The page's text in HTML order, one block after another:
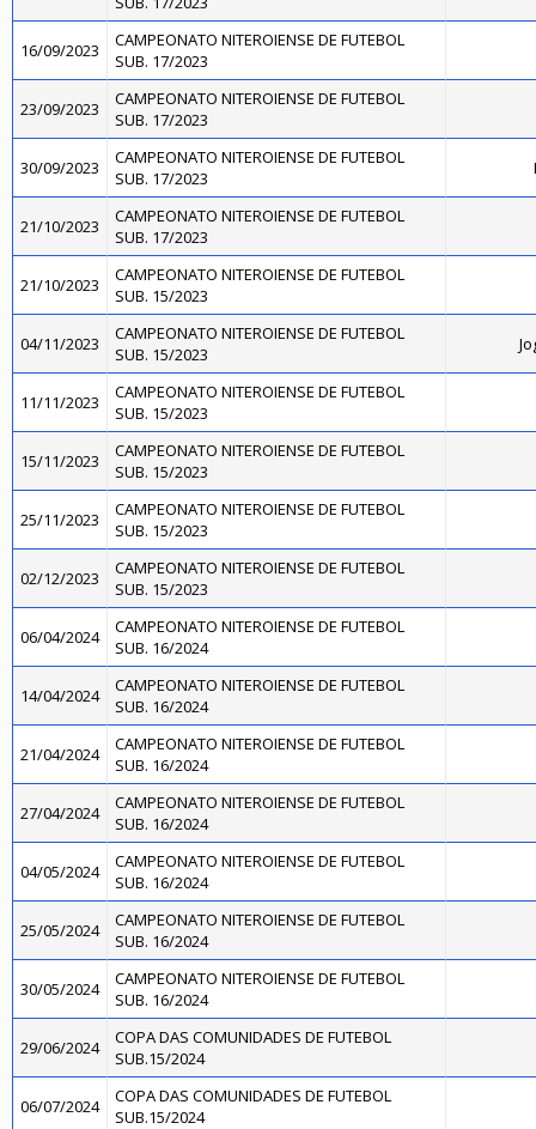
16/09/2023
CAMPEONATO NITEROIENSE DE FUTEBOL
SUB. 17/2023
23/09/2023
CAMPEONATO NITEROIENSE DE FUTEBOL
SUB. 17/2023
30/09/2023
CAMPEONATO NITEROIENSE DE FUTEBOL
SUB. 17/2023
21/10/2023
CAMPEONATO NITEROIENSE DE FUTEBOL
SUB. 17/2023
21/10/2023
CAMPEONATO NITEROIENSE DE FUTEBOL
SUB. 15/2023
04/11/2023
CAMPEONATO NITEROIENSE DE FUTEBOL
SUB. 15/2023
11/11/2023
CAMPEONATO NITEROIENSE DE FUTEBOL
SUB. 15/2023
15/11/2023
CAMPEONATO NITEROIENSE DE FUTEBOL
SUB. 15/2023
25/11/2023
CAMPEONATO NITEROIENSE DE FUTEBOL
SUB. 15/2023
02/12/2023
CAMPEONATO NITEROIENSE DE FUTEBOL
SUB. 15/2023
06/04/2024
CAMPEONATO NITEROIENSE DE FUTEBOL
SUB. 16/2024
14/04/2024
CAMPEONATO NITEROIENSE DE FUTEBOL
SUB. 16/2024
21/04/2024
CAMPEONATO NITEROIENSE DE FUTEBOL
SUB. 16/2024
27/04/2024
CAMPEONATO NITEROIENSE DE FUTEBOL
SUB. 16/2024
04/05/2024
CAMPEONATO NITEROIENSE DE FUTEBOL
SUB. 16/2024
25/05/2024
CAMPEONATO NITEROIENSE DE FUTEBOL
SUB. 16/2024
30/05/2024
CAMPEONATO NITEROIENSE DE FUTEBOL
SUB. 16/2024
29/06/2024
COPA DAS COMUNIDADES DE FUTEBOL
SUB.15/2024
06/07/2024
COPA DAS COMUNIDADES DE FUTEBOL
SUB.15/2024